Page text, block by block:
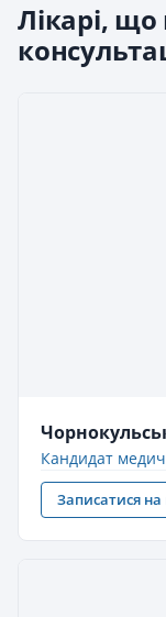
Лікарі,
Кандидат
Записатися